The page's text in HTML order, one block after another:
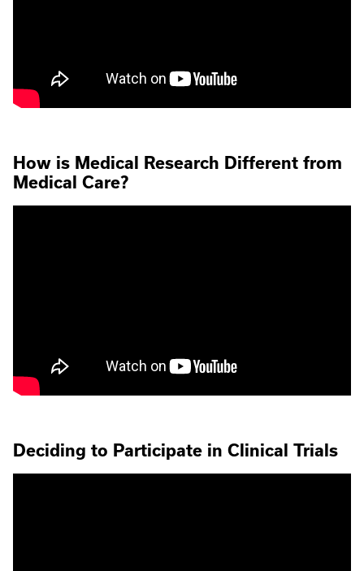
How is Medical Research Different from
Medical Care?
Deciding to Participate in Clinical Trials